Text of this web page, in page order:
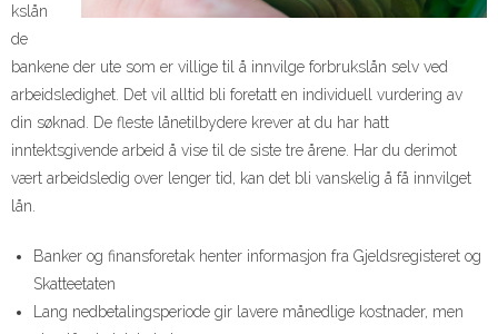
kslån
de
bankene der ute som er villige til å innvilge forbrukslån selv ved
arbeidsledighet. Det vil alltid bli foretatt en individuell vurdering av
din søknad. De fleste lånetilbydere krever at du har hatt
inntektsgivende arbeid å vise til de siste tre årene. Har du derimot
vært arbeidsledig over lenger tid, kan det bli vanskelig å få innvilget
lån.
Banker og finansforetak henter informasjon fra Gjeldsregisteret og
Skatteetaten
Lang nedbetalingsperiode gir lavere månedlige kostnader, men